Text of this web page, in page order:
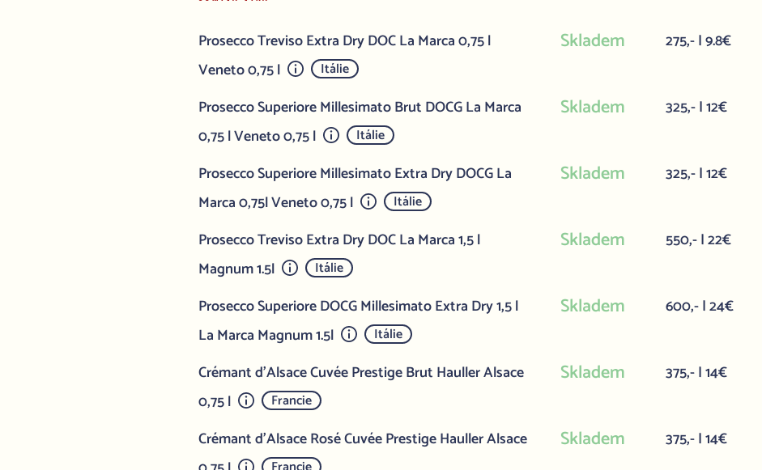
Prosecco Treviso Extra Dry DOC La Marca 0,75 l
Veneto 0,75 l
Itálie
Skladem 275,- | 9.8€
Prosecco Superiore Millesimato Brut DOCG La Marca
0,75 l Veneto 0,75 l
Itálie
Skladem 325,- | 12€
Prosecco Superiore Millesimato Extra Dry DOCG La
Marca 0,75l Veneto 0,75 l
Itálie
Skladem 325,- | 12€
Prosecco Treviso Extra Dry DOC La Marca 1,5 l
Magnum 1.5l
Itálie
Skladem 550,- | 22€
Prosecco Superiore DOCG Millesimato Extra Dry 1,5 l
La Marca Magnum 1.5l
Itálie
Skladem 600,- | 24€
Crémant d'Alsace Cuvée Prestige Brut Hauller Alsace
0,75 l
Francie
Skladem 375,- | 14€
Crémant d'Alsace Rosé Cuvée Prestige Hauller Alsace
Skladem 375,- | 14€